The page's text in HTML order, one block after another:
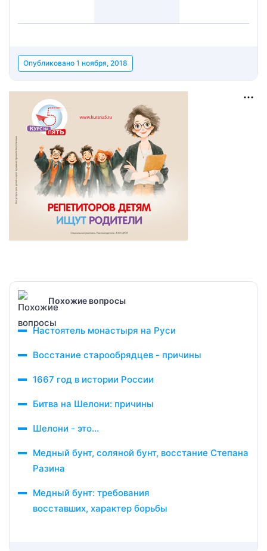
Опубликовано 1 ноября, 2018
Похожие вопросы
Настоятель монастыря на Руси
Восстание старообрядцев - причины
1667 год в истории России
Битва на Шелони: причины
Шелони - это...
Медный бунт, соляной бунт, восстание Степана
Разина
Медный бунт: требования
восставших, характер борьбы